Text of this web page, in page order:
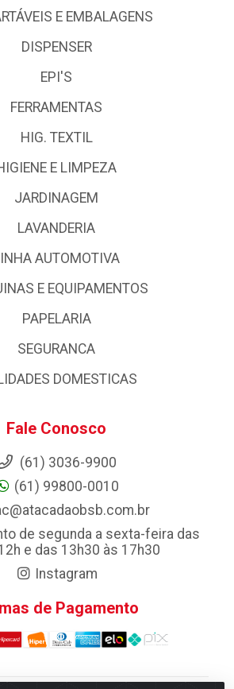
E EMBALAGENS
DISPENSER
EPI'S
FERRAMENTAS
HIG. TEXTIL
E LIMPEZA
JARDINAGEM
LAVANDERIA
AUTOMOTIVA
E EQUIPAMENTOS
PAPELARIA
SEGURANCA
DOMESTICAS
Fale Conosco
(61) 3036-9900
(61) 99800-0010
de segunda a sexta-feira das
e das 13h30 às 17h30
Instagram
de Pagamento